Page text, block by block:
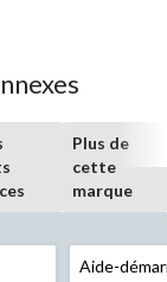
Plus de
cette
marque
Aide-